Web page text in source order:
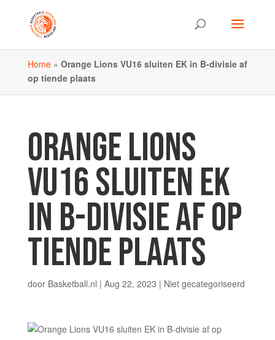
Home» Orange Lions VU16 sluiten EK in B-divisie af
op tiende plaats
ORANGE LIONS
VU16 SLUITEN EK
IN B-DIVISIE AF OP
TIENDE PLAATS
door Basketball.nl | Aug 22, 2023 | Niet gecategoriseerd